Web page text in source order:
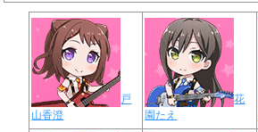
戸
山香澄
花
園たえ